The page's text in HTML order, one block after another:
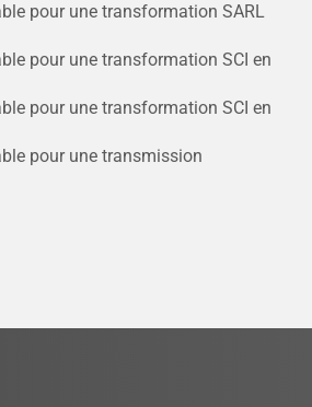
pour une transformation SARL
pour une transformation SCI en
pour une transformation SCI en
pour une transmission